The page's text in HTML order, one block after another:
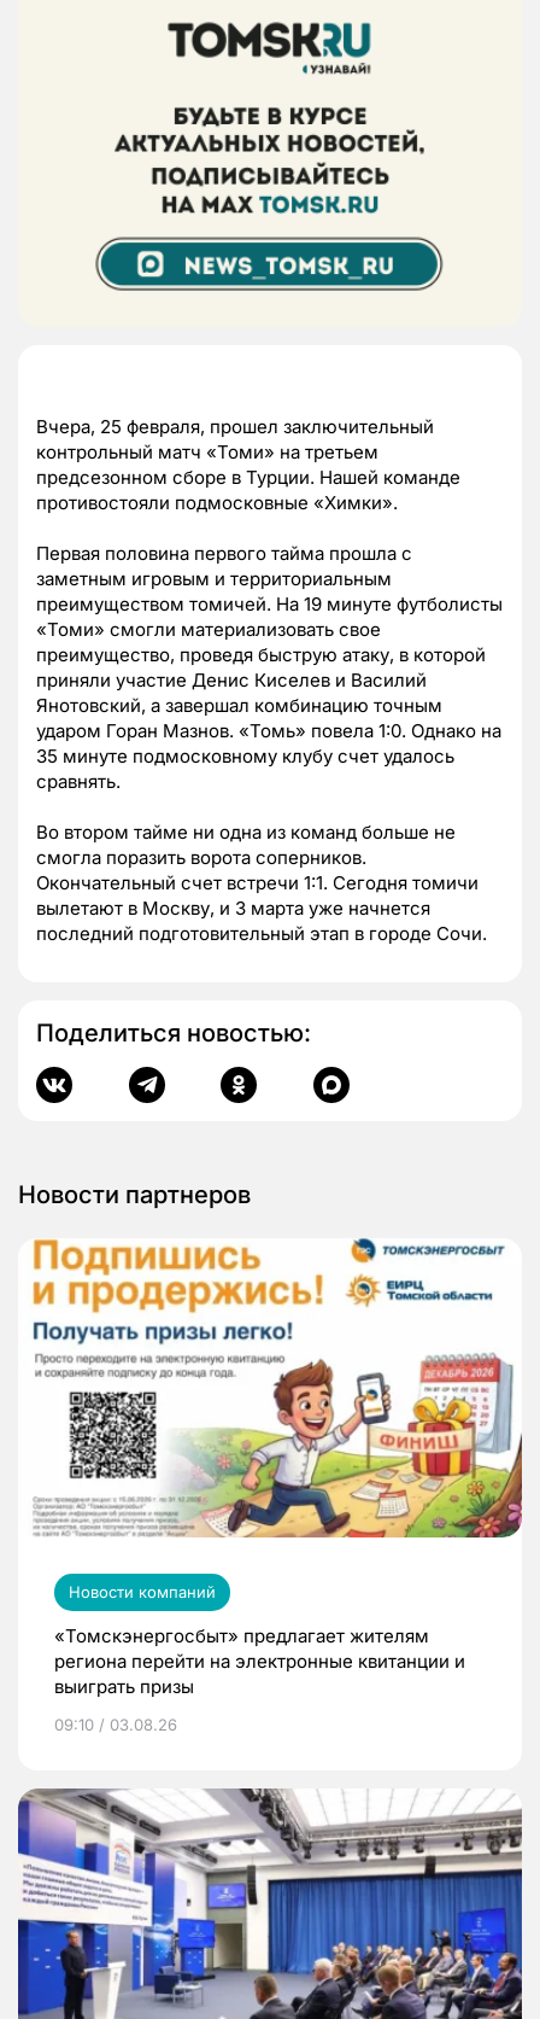
Вчера, 25 февраля, прошел заключительный
контрольный матч «Томи» на третьем
предсезонном сборе в Турции. Нашей команде
противостояли подмосковные «Химки».
Первая половина первого тайма прошла с
заметным игровым и территориальным
преимуществом томичей. На 19 минуте футболисты
«Томи» смогли материализовать свое
преимущество, проведя быструю атаку, в которой
приняли участие Денис Киселев и Василий
Янотовский, а завершал комбинацию точным
ударом Горан Мазнов. «Томь» повела 1:0. Однако на
35 минуте подмосковному клубу счет удалось
сравнять.
Во втором тайме ни одна из команд больше не
смогла поразить ворота соперников.
Окончательный счет встречи 1:1. Сегодня томичи
вылетают в Москву, и 3 марта уже начнется
последний подготовительный этап в городе Сочи.
Поделиться новостью:
Новости партнеров
Новости компаний
«Томскэнергосбыт» предлагает жителям
региона перейти на электронные квитанции и
выиграть призы
09:10 / 03.08.26